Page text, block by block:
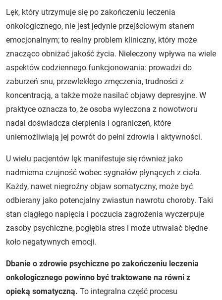
Lęk, który utrzymuje się po zakończeniu leczenia
onkologicznego, nie jest jedynie przejściowym stanem
emocjonalnym; to realny problem kliniczny, który może
znacząco obniżać jakość życia. Nieleczony wpływa na wiele
aspektów codziennego funkcjonowania: prowadzi do
zaburzeń snu, przewlekłego zmęczenia, trudności z
koncentracją, a także może nasilać objawy depresyjne. W
praktyce oznacza to, że osoba wyleczona z nowotworu
nadal doświadcza cierpienia i ograniczeń, które
uniemożliwiają jej powrót do pełni zdrowia i aktywności.
U wielu pacjentów lęk manifestuje się również jako
nadmierna czujność wobec sygnałów płynących z ciała.
Każdy, nawet niegroźny objaw somatyczny, może być
odbierany jako potencjalny zwiastun nawrotu choroby. Taki
stan ciągłego napięcia i poczucia zagrożenia wyczerpuje
zasoby psychiczne, pogłębia stres i może utrwalać błędne
koło negatywnych emocji.
Dbanie o zdrowie psychiczne po zakończeniu leczenia
onkologicznego powinno być traktowane na równi z
opieką somatyczną. To integralna część procesu